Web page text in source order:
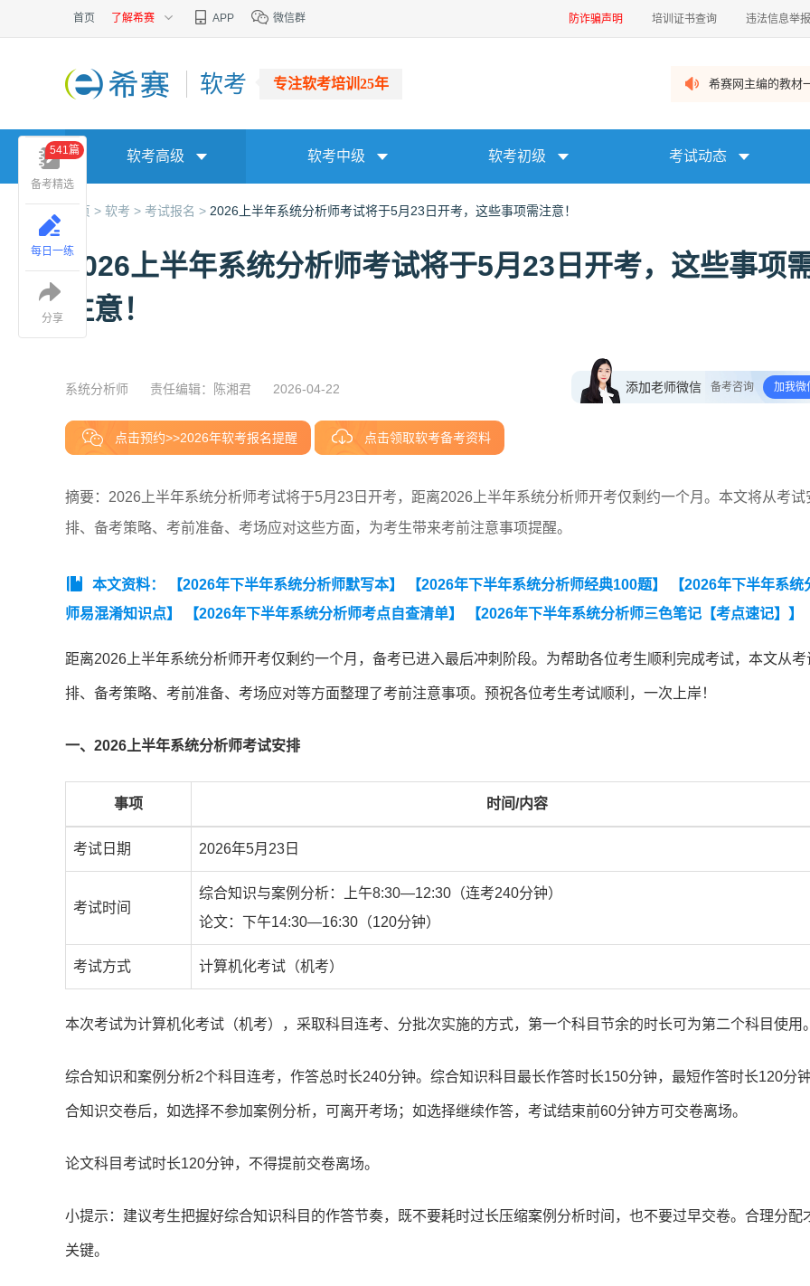
首页 了解希赛 APP 微信群 防诈骗声明 培训证书查询 违法信息举报
软考 专注软考培训25年 希赛网主编的教材
软考高级 软考中级 软考初级 考试动态
首页 > 软考 > 考试报名 > 2026上半年系统分析师考试将于5月23日开考，这些事项需注意！
2026上半年系统分析师考试将于5月23日开考，这些事项
注意！
系统分析师 责任编辑：陈湘君 2026-04-22 添加老师微信 备考咨询 加我微
点击预约>>2026年软考报名提醒 点击领取软考备考资料
摘要：2026上半年系统分析师考试将于5月23日开考，距离2026上半年系统分析师开考仅剩约一个月。本文将从考试
排、备考策略、考前准备、考场应对这些方面，为考生带来考前注意事项提醒。
本文资料： 【2026年下半年系统分析师默写本】 【2026年下半年系统分析师经典100题】
【2026年下半年系统
师易混淆知识点】
【2026年下半年系统分析师考点自查清单】 【2026年下半年系统分析师三色笔记【考点速记】】
合知识真题.pdf】 【2026年5月系统分析师论文真题.pdf】 【2026年5月23日系统架构设计师论文真题(考生回忆版)】
距离2026上半年系统分析师开考仅剩约一个月，备考已进入最后冲刺阶段。为帮助各位考生顺利完成考试，本文从考
排、备考策略、考前准备、考场应对等方面整理了考前注意事项。预祝各位考生考试顺利，一次上岸！
一、2026上半年系统分析师考试安排
事项 时间/内容
考试日期 2026年5月23日
考试时间
综合知识与案例分析：上午8:30—12:30（连考240分钟）
论文：下午14:30—16:30（120分钟）
考试方式 计算机化考试（机考）
本次考试为计算机化考试（机考），采取科目连考、分批次实施的方式，第一个科目节余的时长可为第二个科目使用
综合知识和案例分析2个科目连考，作答总时长240分钟。综合知识科目最长作答时长150分钟，最短作答时长120分
合知识交卷后，如选择不参加案例分析，可离开考场；如选择继续作答，考试结束前60分钟方可交卷离场。
论文科目考试时长120分钟，不得提前交卷离场。
小提示：建议考生把握好综合知识科目的作答节奏，既不要耗时过长压缩案例分析时间，也不要过早交卷。合理分配
关键。
备考精选
541篇
每日一练
分享